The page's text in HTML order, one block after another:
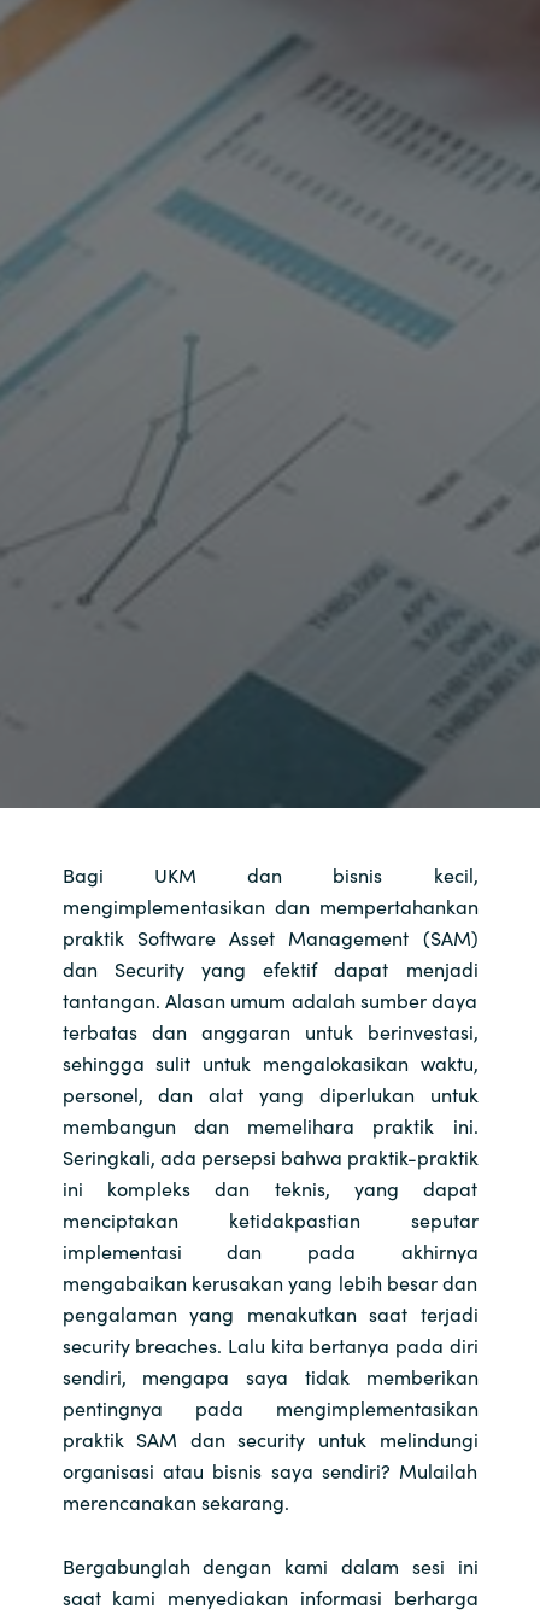
Singapore
Spain
Sweden
United Kingdom
United States
Bagi UKM dan bisnis kecil,
mengimplementasikan dan mempertahankan
praktik Software Asset Management (SAM)
dan Security yang efektif dapat menjadi
tantangan. Alasan umum adalah sumber daya
terbatas dan anggaran untuk berinvestasi,
sehingga sulit untuk mengalokasikan waktu,
personel, dan alat yang diperlukan untuk
membangun dan memelihara praktik ini.
Seringkali, ada persepsi bahwa praktik-praktik
ini kompleks dan teknis, yang dapat
menciptakan ketidakpastian seputar
implementasi dan pada akhirnya
mengabaikan kerusakan yang lebih besar dan
pengalaman yang menakutkan saat terjadi
security breaches. Lalu kita bertanya pada diri
sendiri, mengapa saya tidak memberikan
pentingnya pada mengimplementasikan
praktik SAM dan security untuk melindungi
organisasi atau bisnis saya sendiri? Mulailah
merencanakan sekarang.
Bergabunglah dengan kami dalam sesi ini
saat kami menyediakan informasi berharga